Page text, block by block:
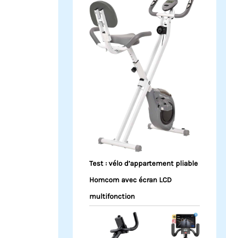
Test : vélo d’appartement pliable
Homcom avec écran LCD
multifonction